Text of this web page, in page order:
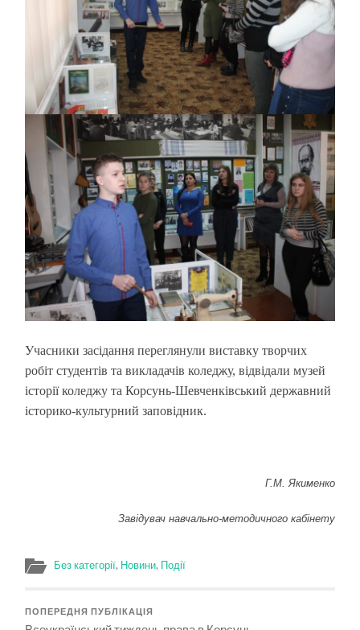
Учасники засідання переглянули виставку творчих
робіт студентів та викладачів коледжу, відвідали музей
історії коледжу та Корсунь-Шевченківський державний
історико-культурний заповідник.
Г.М. Якименко
Завідувач навчально-методичного кабінету
Без категорії, Новини, Події
ПОПЕРЕДНЯ ПУБЛІКАЦІЯ